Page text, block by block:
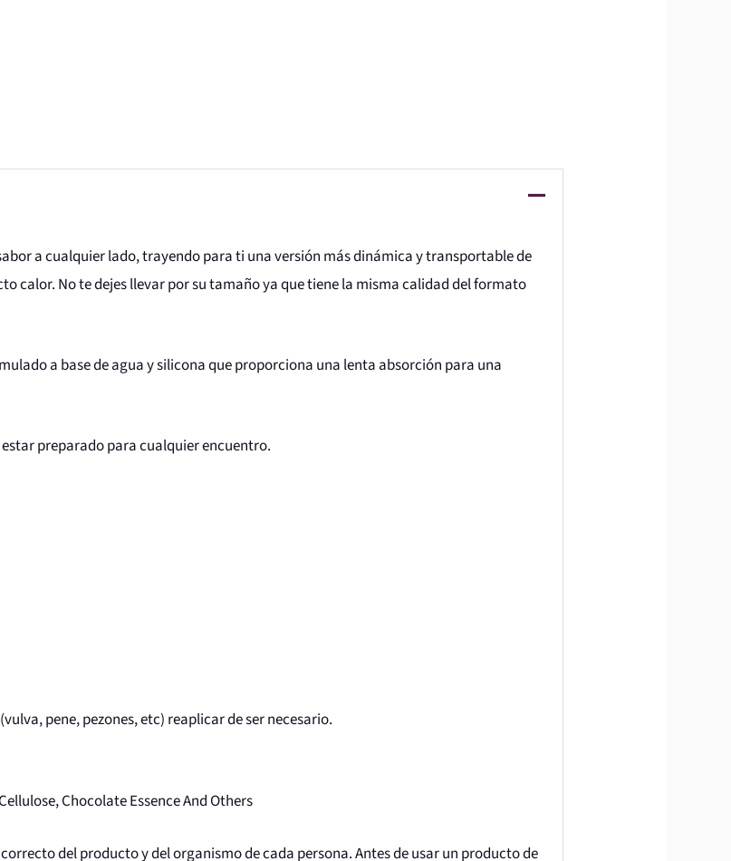
a cualquier lado, trayendo para ti una versión más dinámica y transportable de
calor. No te dejes llevar por su tamaño ya que tiene la misma calidad del formato
a base de agua y silicona que proporciona una lenta absorción para una
preparado para cualquier encuentro.
pene, pezones, etc) reaplicar de ser necesario.
Chocolate Essence And Others
del producto y del organismo de cada persona. Antes de usar un producto de